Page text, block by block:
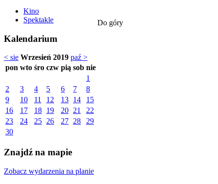
Kino
Spektakle
Kalendarium
< sie Wrzesień 2019 paź >
pon wto śro czw pią sob nie
1
2
3 4 5 6 7
8
9
10 11 12 13 14
15
16
17 18 19 20 21
22
23
24 25 26 27 28
29
30
Znajdź na mapie
Zobacz wydarzenia na planie
Do góry